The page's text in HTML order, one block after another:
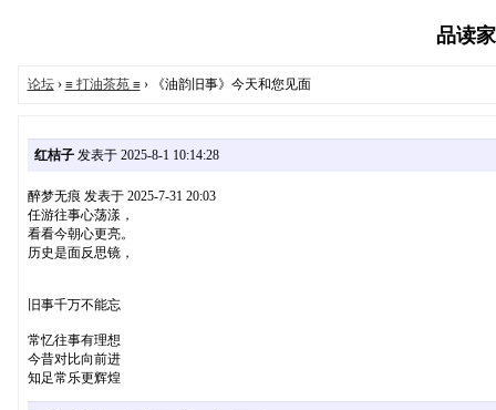
品读
论坛› ≡ 打油茶苑 ≡› 《油韵旧事》今天和您见面
红桔子发表于 2025-8-1 10:14:28
醉梦无痕 发表于 2025-7-31 20:03
任游往事心荡漾，
看看今朝心更亮。
历史是面反思镜，
旧事千万不能忘
常忆往事有理想
今昔对比向前进
知足常乐更辉煌